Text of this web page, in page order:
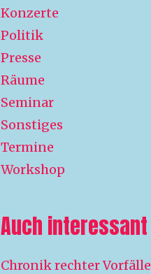
Konzerte
Politik
Presse
Räume
Seminar
Sonstiges
Termine
Workshop
Auch interessant
Chronik rechter Vorfälle